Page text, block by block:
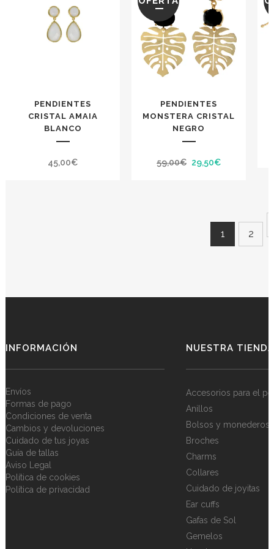
34,00€.
34,00€.23,80€.
PENDIENTES
CRISTAL AMAIA
BLANCO
45,00€
PENDIENTES
MONSTERA CRISTAL
NEGRO
59,00€ El
29,50€El
29,50€.
1 2
INFORMACIÓN
Envíos
Formas de pago
Condiciones de venta
Cambios y devoluciones
Cuidado de tus joyas
Guía de tallas
Aviso Legal
Política de cookies
Política de privacidad
NUESTRA TIENDA
Accesorios para el
Anillos
Bolsos y monederos
Broches
Charms
Collares
Cuidado de joyitas
Ear cuffs
Gafas de Sol
Gemelos